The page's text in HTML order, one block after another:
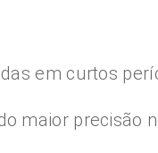
em curtos
maior precisão